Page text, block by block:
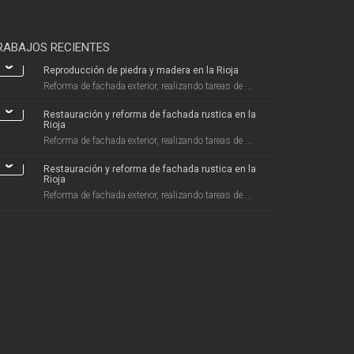
RECIENTES
Reproducción de piedra y madera en la Rioja
Reforma de fachada exterior, realizando tareas de ...
Restauración y reforma de fachada rustica en la
Rioja
Reforma de fachada exterior, realizando tareas de ...
Restauración y reforma de fachada rustica en la
Rioja
Reforma de fachada exterior, realizando tareas de ...